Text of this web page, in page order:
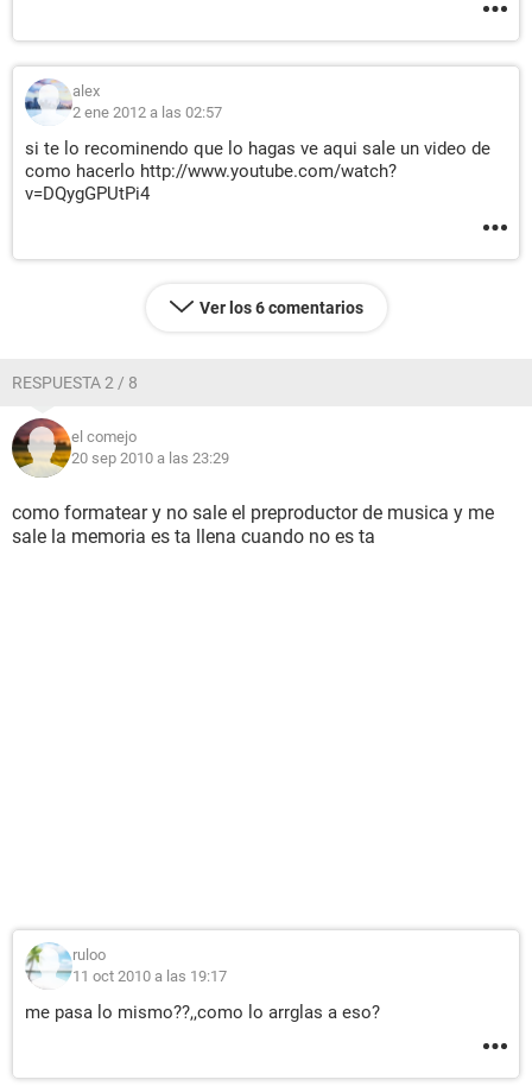
alex
2 ene 2012 a las 02:57
si te lo recominendo que lo hagas ve aqui sale un video de
como hacerlo http://www.youtube.com/watch?
v=DQygGPUtPi4
Ver los 6 comentarios
RESPUESTA 2 / 8
el comejo
20 sep 2010 a las 23:29
como formatear y no sale el preproductor de musica y me
sale la memoria es ta llena cuando no es ta
ruloo
11 oct 2010 a las 19:17
me pasa lo mismo??,,como lo arrglas a eso?